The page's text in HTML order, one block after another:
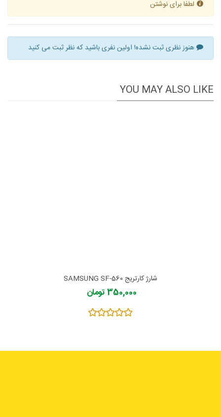
لطفا برای نوشتن
هنوز نظری ثبت نشده! اولین نفری باشید که نظر ثبت می کنید
YOU MAY ALSO LIKE
شارژ کارتریج SAMSUNG SF-560
350,000 تومان